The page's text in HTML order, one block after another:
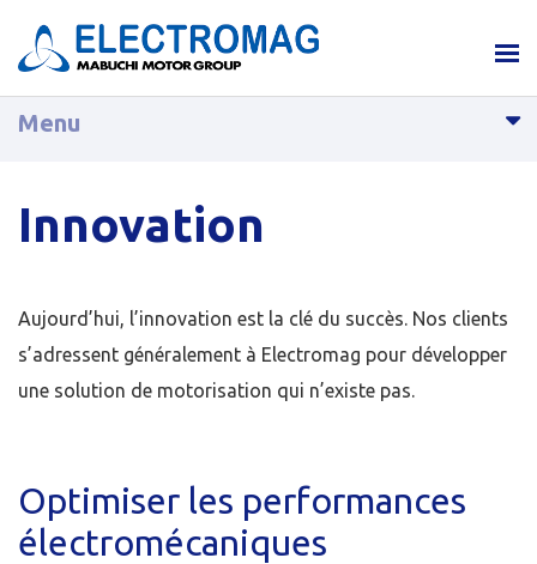
Menu
Innovation
Aujourd’hui, l’innovation est la clé du succès. Nos clients
s’adressent généralement à Electromag pour développer
une solution de motorisation qui n’existe pas.
Optimiser les performances
électromécaniques